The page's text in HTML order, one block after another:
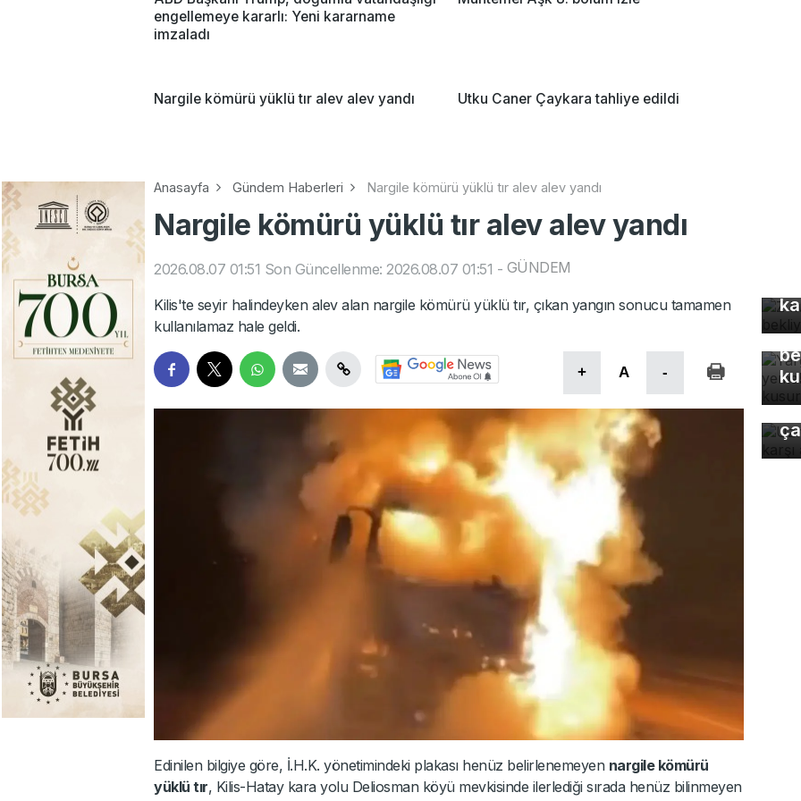
engellemeye kararlı: Yeni kararname
imzaladı
Nargile kömürü yüklü tır alev alev yandı Utku Caner Çaykara tahliye edildi
Anasayfa Gündem Haberleri Nargile kömürü yüklü tır alev alev yandı
Nargile kömürü yüklü tır alev alev yandı
2026.08.07 01:51 Son Güncellenme: 2026.08.07 01:51 - GÜNDEM
Kilis'te seyir halindeyken alev alan nargile kömürü yüklü tır, çıkan yangın sonucu tamamen
kullanılamaz hale geldi.
+ A -
Edinilen bilgiye göre, İ.H.K. yönetimindeki plakası henüz belirlenemeyen nargile kömürü
yüklü tır, Kilis-Hatay kara yolu Deliosman köyü mevkisinde ilerlediği sırada henüz bilinmeyen